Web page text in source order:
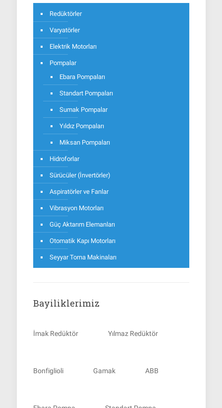
Redüktörler
Varyatörler
Elektrik Motorları
Pompalar
Ebara Pompaları
Standart Pompaları
Sumak Pompalar
Yıldız Pompaları
Miksan Pompaları
Hidroforlar
Sürücüler (İnvertörler)
Aspiratörler ve Fanlar
Vibrasyon Motorları
Güç Aktarım Elemanları
Otomatik Kapı Motorları
Seyyar Torna Makinaları
Bayiliklerimiz
İmak Redüktör Yılmaz Redüktör
Bonfiglioli Gamak ABB